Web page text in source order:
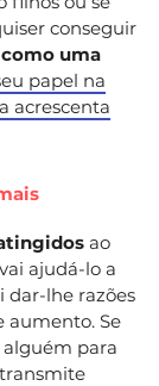
conseguir
uma
papel na
acrescenta
ao
ajudá-lo a
dar-lhe razões
aumento. Se
alguém para